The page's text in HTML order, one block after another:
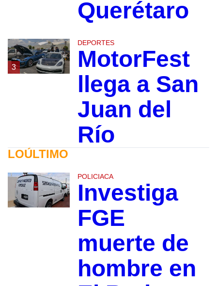
Querétaro
3
DEPORTES
MotorFest
llega a San
Juan del
Río
LOÚLTIMO
POLICIACA
Investiga
FGE
muerte de
hombre en